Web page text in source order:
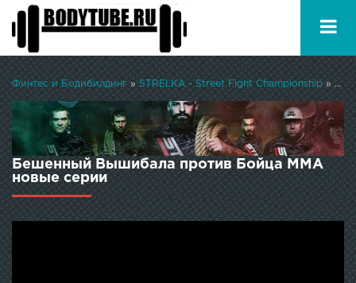
Финтес и Бодибилдинг »STRELKA - Street Fight Championship » Бешенный Вышибала против Бойца ММА
Бешенный Вышибала против Бойца ММА
новые серии